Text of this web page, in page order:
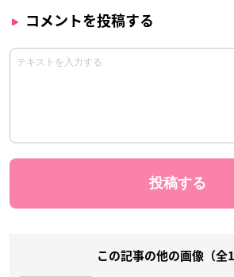
コメントを投稿する
この記事の他の画像（全1